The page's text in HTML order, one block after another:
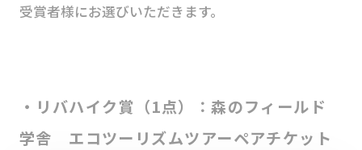
受賞者様にお選びいただきます。
・リバハイク賞（1点）：森のフィールド
学舎 エコツーリズムツアーペアチケット